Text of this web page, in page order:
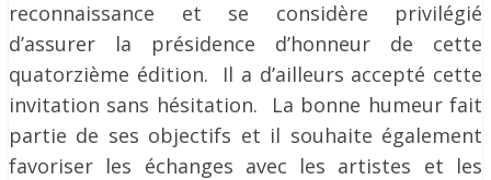
reconnaissance et se considère privilégié
d’assurer la présidence d’honneur de cette
quatorzième édition. Il a d’ailleurs accepté cette
invitation sans hésitation. La bonne humeur fait
partie de ses objectifs et il souhaite également
favoriser les échanges avec les artistes et les